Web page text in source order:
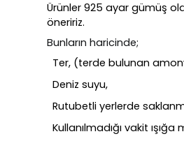
Ürünler 925 ayar gümüş
öneririz.
Bunların haricinde;
Ter, (terde bulunan
Deniz suyu,
Rutubetli yerlerde
Kullanılmadığı vakit